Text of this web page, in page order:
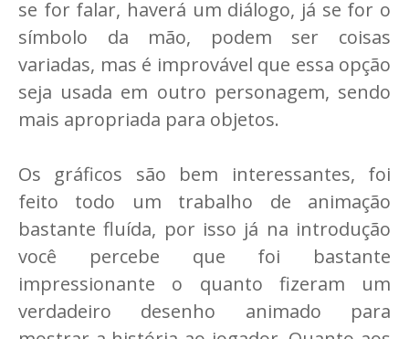
se for falar, haverá um diálogo, já se for o
símbolo da mão, podem ser coisas
variadas, mas é improvável que essa opção
seja usada em outro personagem, sendo
mais apropriada para objetos.
Os gráficos são bem interessantes, foi
feito todo um trabalho de animação
bastante fluída, por isso já na introdução
você percebe que foi bastante
impressionante o quanto fizeram um
verdadeiro desenho animado para